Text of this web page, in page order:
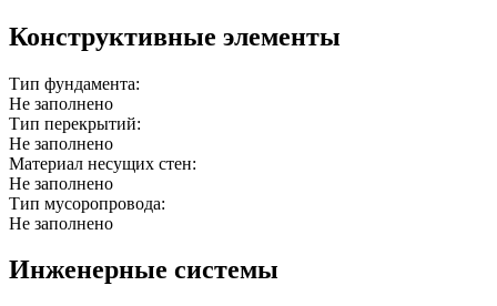
Конструктивные элементы
Тип фундамента:
Не заполнено
Тип перекрытий:
Не заполнено
Материал несущих стен:
Не заполнено
Тип мусоропровода:
Не заполнено
Инженерные системы